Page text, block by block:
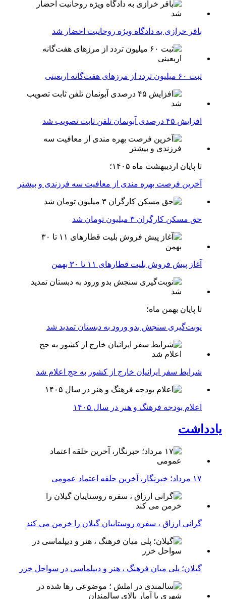
باقر خرازی به دادگاه ویژه روحانیت احضار شد
ثبت ۶۰ میلیون تردد از مرزهای هفت‌گانه اربعینی
افزایش ۴۵ درصدی آبونمان تلفن ثابت تصویب شد
تا پایان اردیبهشت ماه ۱۴۰۵؛
آخرین فرصت بهره مندی از معافیت سه فرزندی و بیشتر
حق مسکن کارگران ۳ میلیون تومان شد
آغاز پیش فروش بلیت‌ قطارهای ۱۱ تا ۳۰ بهمن
تا پایان بهمن ماه؛
نوبت‌گیری سنجش بدو ورود به دبستان تمدید شد
شرایط سفر ایرانیان خارج از کشور به حج اعلام شد
اعلام بودجه فرهنگ و هنر در سال ۱۴۰۵
یادداشت
۱۷ مرداد؛ خبرنگار، آخرین حلقه اعتماد عمومی
گرانی ارزاق ، سفره روستاییان گیلان را خرمن می کند
گیلان؛ پلی میان فرهنگ ، هنر و دیپلماسی در سواحل خزر